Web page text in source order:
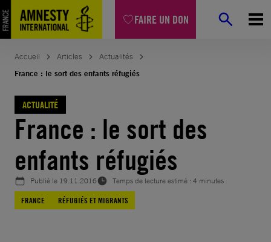
FAIRE UN DON
Aller
au
contenu
Accueil Articles
Actualités
France : le sort des enfants réfugiés
ACTUALITÉ
France : le sort des
enfants réfugiés
Publié le 19.11.2016
Temps de lecture estimé : 4 minutes
FRANCE
RÉFUGIÉS ET MIGRANTS